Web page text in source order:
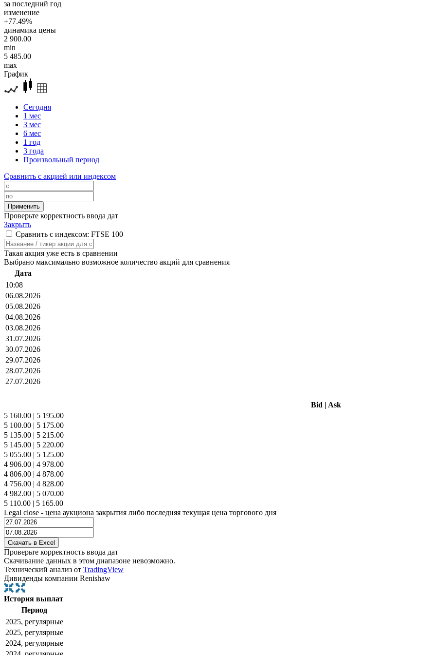
за последний год
изменение
+77.49%
динамика цены
2 900.00
min
5 485.00
max
График
Сегодня
1 мес
3 мес
6 мес
1 год
3 года
Произвольный период
Сравнить с акцией или индексом
Проверьте корректность ввода дат
Закрыть
Сравнить с индексом: FTSE 100
Такая акция уже есть в сравнении
Выбрано максимально возможное количество акций для сравнения
Дата
10:08
06.08.2026
05.08.2026
04.08.2026
03.08.2026
31.07.2026
30.07.2026
29.07.2026
28.07.2026
27.07.2026
Bid | Ask
5 160.00 | 5 195.00
5 100.00 | 5 175.00
5 135.00 | 5 215.00
5 145.00 | 5 220.00
5 055.00 | 5 125.00
4 906.00 | 4 978.00
4 806.00 | 4 878.00
4 756.00 | 4 828.00
4 982.00 | 5 070.00
5 110.00 | 5 165.00
Legal close - цена аукциона закрытия либо последняя текущая цена торгового дня
Проверьте корректность ввода дат
Скачивание данных в этом диапазоне невозможно.
Технический анализ от TradingView
Дивиденды компании Renishaw
История выплат
Период
2025, регулярные
2025, регулярные
2024, регулярные